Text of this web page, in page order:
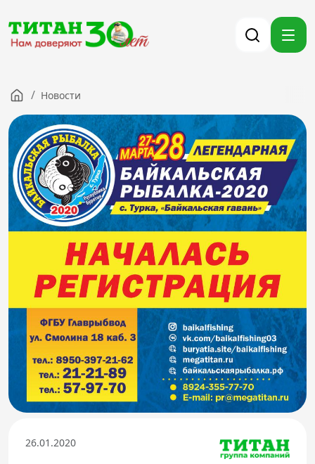
Компания
Партнерам
Тендеры
Вакансии
Новости
Контакты
Версия для слабовидящих
8 (3012) 411-099
Телефон доверия
/ Новости
26.01.2020